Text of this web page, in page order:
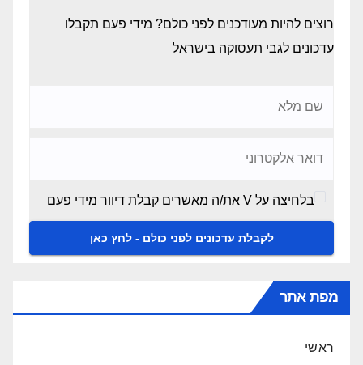
רוצים להיות מעודכנים לפני כולם? מידי פעם תקבלו
עדכונים לגבי תעסוקה בישראל
בלחיצה על V את/ה מאשרים קבלת דיוור מידי פעם
מפת אתר
ראשי